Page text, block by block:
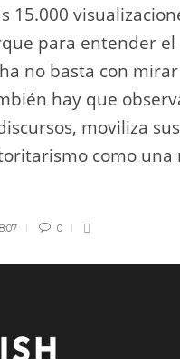
15.000
para entender el
no basta con
hay que
moviliza
como una
0